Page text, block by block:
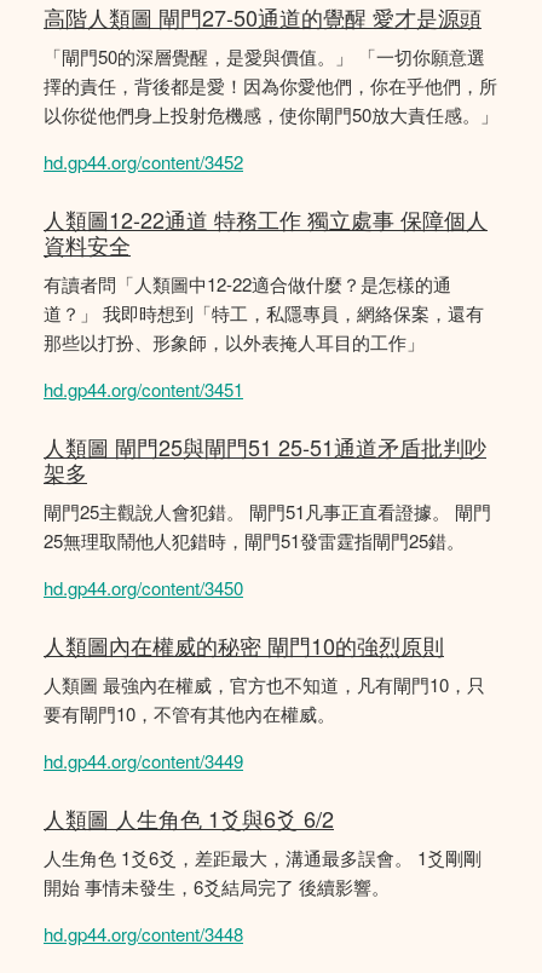
高階人類圖 閘門27-50通道的覺醒 愛才是源頭
「閘門50的深層覺醒，是愛與價值。」 「一切你願意選
擇的責任，背後都是愛！因為你愛他們，你在乎他們，所
以你從他們身上投射危機感，使你閘門50放大責任感。」
hd.gp44.org/content/3452
人類圖12-22通道 特務工作 獨立處事 保障個人
資料安全
有讀者問「人類圖中12-22適合做什麼？是怎樣的通
道？」 我即時想到「特工，私隱專員，網絡保案，還有
那些以打扮、形象師，以外表掩人耳目的工作」
hd.gp44.org/content/3451
人類圖 閘門25與閘門51 25-51通道矛盾批判吵
架多
閘門25主觀說人會犯錯。 閘門51凡事正直看證據。 閘門
25無理取鬧他人犯錯時，閘門51發雷霆指閘門25錯。
hd.gp44.org/content/3450
人類圖內在權威的秘密 閘門10的強烈原則
人類圖 最強內在權威，官方也不知道，凡有閘門10，只
要有閘門10，不管有其他內在權威。
hd.gp44.org/content/3449
人類圖 人生角色 1爻與6爻 6/2
人生角色 1爻6爻，差距最大，溝通最多誤會。 1爻剛剛
開始 事情未發生，6爻結局完了 後續影響。
hd.gp44.org/content/3448